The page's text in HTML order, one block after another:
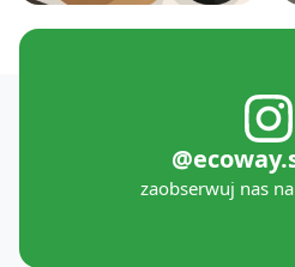
zaobserwuj nas